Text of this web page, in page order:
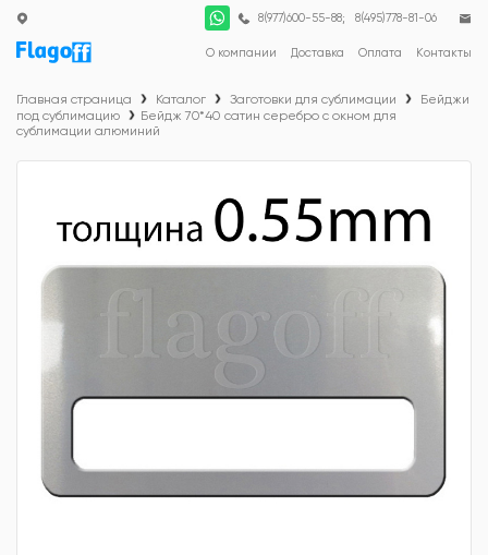
О компании Доставка Оплата Контакты
8(977)600-55-88; 8(495)778-81-06
Главная страница Каталог Заготовки для сублимации
Бейджи
под сублимацию
Бейдж 70*40 сатин серебро с окном для
сублимации алюминий